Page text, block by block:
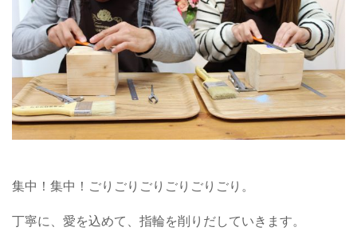
集中！集中！ごりごりごりごりごりごり。
丁寧に、愛を込めて、指輪を削りだしていきます。